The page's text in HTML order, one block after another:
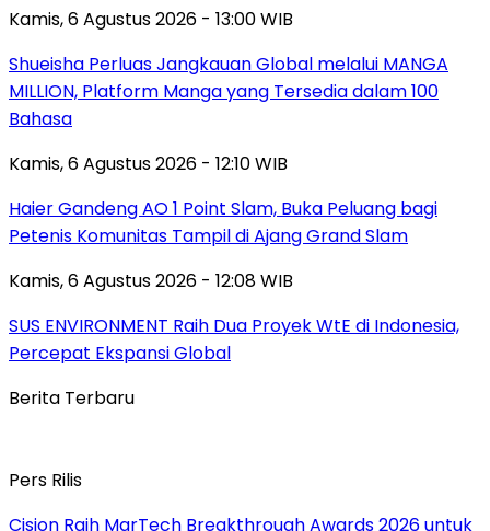
Kamis, 6 Agustus 2026 - 13:00 WIB
Shueisha Perluas Jangkauan Global melalui MANGA
MILLION, Platform Manga yang Tersedia dalam 100
Bahasa
Kamis, 6 Agustus 2026 - 12:10 WIB
Haier Gandeng AO 1 Point Slam, Buka Peluang bagi
Petenis Komunitas Tampil di Ajang Grand Slam
Kamis, 6 Agustus 2026 - 12:08 WIB
SUS ENVIRONMENT Raih Dua Proyek WtE di Indonesia,
Percepat Ekspansi Global
Berita Terbaru
Pers Rilis
Cision Raih MarTech Breakthrough Awards 2026 untuk